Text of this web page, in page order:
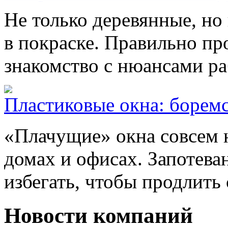
Не только деревянные,
в покраске. Правильно
знакомство с нюансами
Пластиковые окна:
«Плачущие» окна совсем
домах и офисах.
избегать, чтобы
Новости компаний